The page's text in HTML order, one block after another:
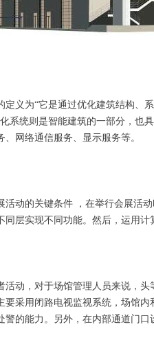
定义为“它是通过优化建筑结构、
系统则是智能建筑的一部分，也
网络通信服务、显示服务等。
活动的关键条件 ，在举行会展活
同层实现不同功能。然后，运用
活动，对于场馆管理人员来说，
要采用闭路电视监视系统，场馆
警的能力。另外，在内部通道门